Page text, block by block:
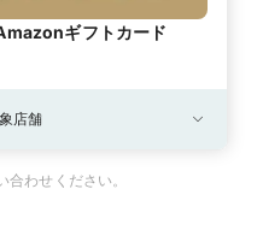
ギフトカード
店舗
わせください。